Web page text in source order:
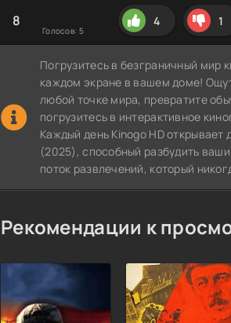
8
Голосов: 5
4 1
Погрузитесь в безграничный мир
каждом экране в вашем доме!
любой точке мира, превратите
погрузитесь в интерактивное
Каждый день Kinogo HD
(2025), способный разбудить
поток развлечений, который
Рекомендации к